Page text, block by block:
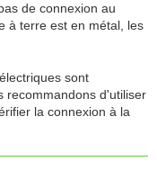
de connexion au
à terre est en métal, les
sont
recommandons d'utiliser
la connexion à la